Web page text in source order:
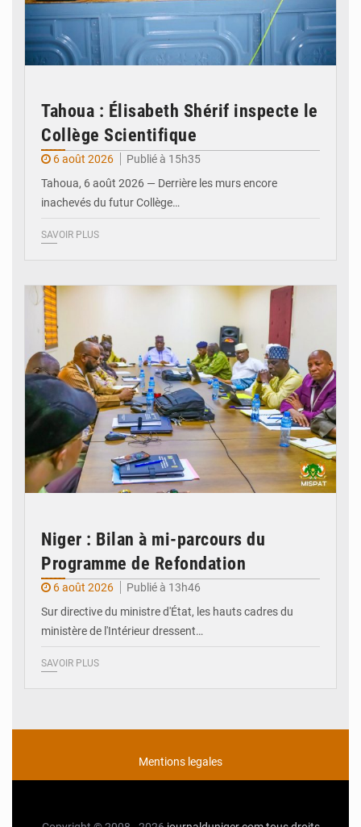
Tahoua : Élisabeth Shérif inspecte le
Collège Scientifique
6 août 2026
Publié à 15h35
Tahoua, 6 août 2026 — Derrière les murs encore
inachevés du futur Collège…
SAVOIR PLUS
Niger : Bilan à mi-parcours du
Programme de Refondation
6 août 2026
Publié à 13h46
Sur directive du ministre d'État, les hauts cadres du
ministère de l'Intérieur dressent…
SAVOIR PLUS
Mentions legales